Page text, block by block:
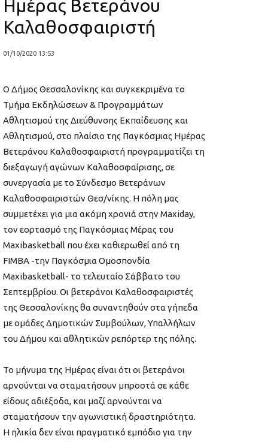
Ημέρας Βετεράνου
Καλαθοσφαιριστή
01/10/2020 13:53
Ο Δήμος Θεσσαλονίκης και συγκεκριμένα το
Τμήμα Εκδηλώσεων & Προγραμμάτων
Αθλητισμού της Διεύθυνσης Εκπαίδευσης και
Αθλητισμού, στο πλαίσιο της Παγκόσμιας Ημέρας
Βετεράνου Καλαθοσφαιριστή προγραμματίζει τη
διεξαγωγή αγώνων Καλαθοσφαίρισης, σε
συνεργασία με το Σύνδεσμο Βετεράνων
Καλαθοσφαιριστών Θεσ/νίκης. Η πόλη μας
συμμετέχει για μια ακόμη χρονιά στην Maxiday,
τον εορτασμό της Παγκόσμιας Μέρας του
Maxibasketball που έχει καθιερωθεί από τη
FIMBA -την Παγκόσμια Ομοσπονδία
Maxibasketball- το τελευταίο Σάββατο του
Σεπτεμβρίου. Οι βετεράνοι Καλαθοσφαιριστές
της Θεσσαλονίκης θα συναντηθούν στα γήπεδα
με ομάδες Δημοτικών Συμβούλων, Υπαλλήλων
τουΔήμου και αθλητικών ρεπόρτερ της πόλης.
Το μήνυμα της Ημέρας είναι ότι οι βετεράνοι
αρνούνται να σταματήσουν μπροστά σε κάθε
είδους αδιέξοδα, και μαζί αρνούνται να
σταματήσουν την αγωνιστική δραστηριότητα.
Η ηλικία δεν είναι πραγματικό εμπόδιο για την